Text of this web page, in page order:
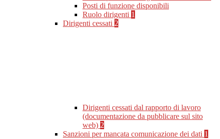
Posti di funzione disponibili
Ruolo dirigenti 1
Dirigenti cessati 2
Dirigenti cessati dal rapporto di lavoro
(documentazione da pubblicare sul sito
web) 2
Sanzioni per mancata comunicazione dei dati 1